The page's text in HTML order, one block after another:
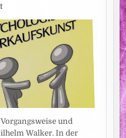
und
Walker. In der